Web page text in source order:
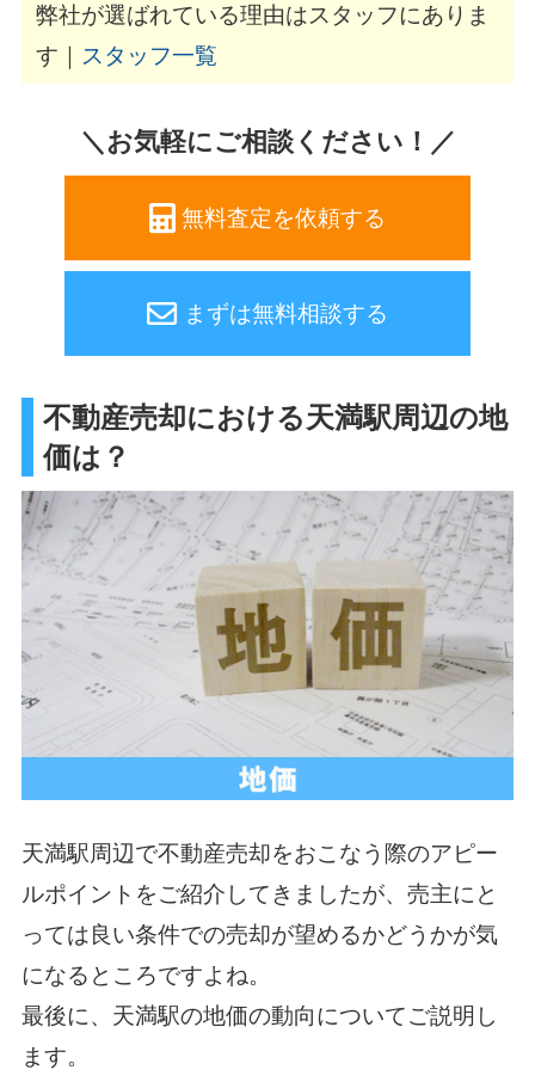
弊社が選ばれている理由はスタッフにありま
す｜
スタッフ一覧
＼お気軽にご相談ください！／
無料査定を依頼する
まずは無料相談する
不動産売却における天満駅周辺の地
価は？
天満駅周辺で不動産売却をおこなう際のアピー
ルポイントをご紹介してきましたが、売主にと
っては良い条件での売却が望めるかどうかが気
になるところですよね。
最後に、天満駅の地価の動向についてご説明し
ます。